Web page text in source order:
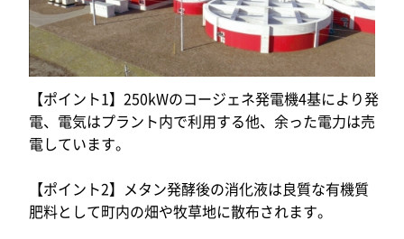
【ポイント1】250kWのコージェネ発電機4基により発
電、電気はプラント内で利用する他、余った電力は売
電しています。
【ポイント2】メタン発酵後の消化液は良質な有機質
肥料として町内の畑や牧草地に散布されます。